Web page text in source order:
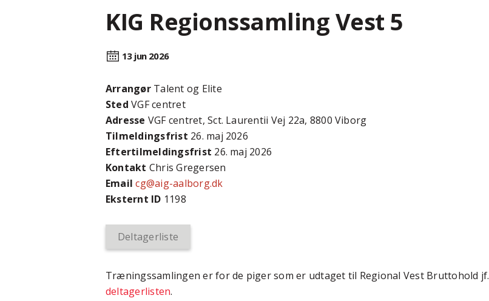
KIG Regionssamling Vest 5
13 jun 2026
ArrangørTalent og Elite
Sted VGF centret
Adresse VGF centret, Sct. Laurentii Vej 22a, 8800 Viborg
Tilmeldingsfrist 26. maj 2026
Efter­tilmeldings­frist 26. maj 2026
Kontakt Chris Gregersen
Email cg@aig-aalborg.dk
Eksternt ID 1198
Deltagerliste
Træningssamlingen er for de piger som er udtaget til Regional Vest Bruttohold jf.
deltagerlisten.